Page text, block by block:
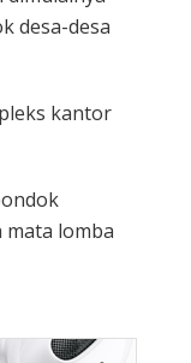
desa-desa
kantor
lomba